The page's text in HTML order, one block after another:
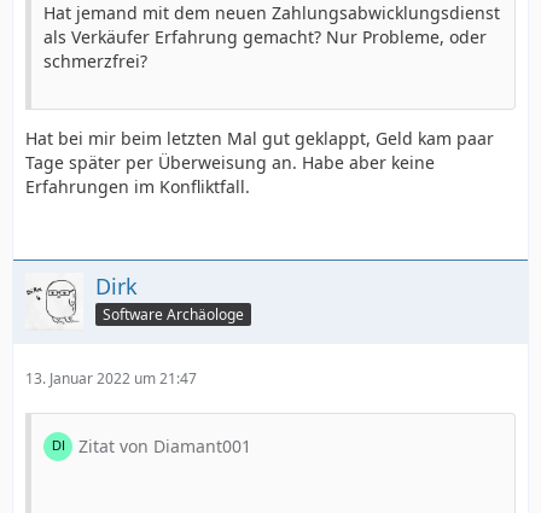
Hat jemand mit dem neuen Zahlungsabwicklungsdienst
als Verkäufer Erfahrung gemacht? Nur Probleme, oder
schmerzfrei?
Hat bei mir beim letzten Mal gut geklappt, Geld kam paar
Tage später per Überweisung an. Habe aber keine
Erfahrungen im Konfliktfall.
Dirk
Software Archäologe
13. Januar 2022 um 21:47
Zitat von Diamant001